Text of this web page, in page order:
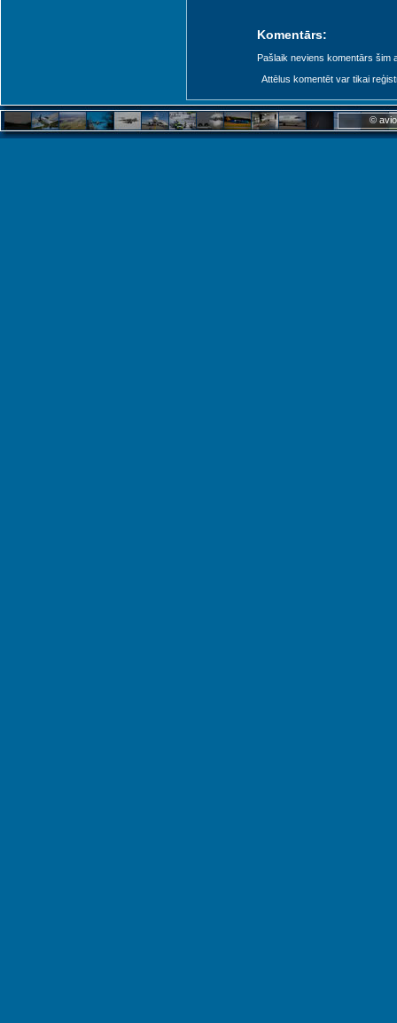
Komentārs:
Pašlaik neviens komentārs šim
Attēlus komentēt var tikai
©